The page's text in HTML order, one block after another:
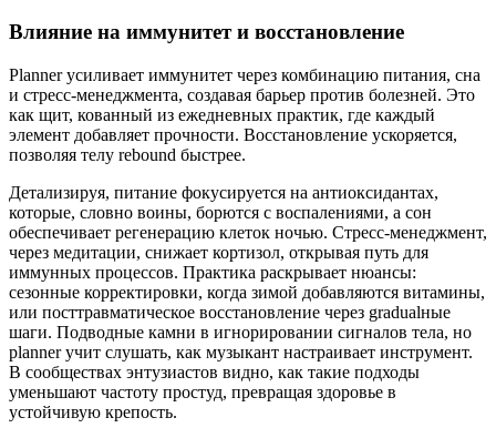
Влияние на иммунитет и восстановление
Planner усиливает иммунитет через комбинацию питания, сна
и стресс-менеджмента, создавая барьер против болезней. Это
как щит, кованный из ежедневных практик, где каждый
элемент добавляет прочности. Восстановление ускоряется,
позволяя телу rebound быстрее.
Детализируя, питание фокусируется на антиоксидантах,
которые, словно воины, борются с воспалениями, а сон
обеспечивает регенерацию клеток ночью. Стресс-менеджмент,
через медитации, снижает кортизол, открывая путь для
иммунных процессов. Практика раскрывает нюансы:
сезонные корректировки, когда зимой добавляются витамины,
или посттравматическое восстановление через gradualные
шаги. Подводные камни в игнорировании сигналов тела, но
planner учит слушать, как музыкант настраивает инструмент.
В сообществах энтузиастов видно, как такие подходы
уменьшают частоту простуд, превращая здоровье в
устойчивую крепость.